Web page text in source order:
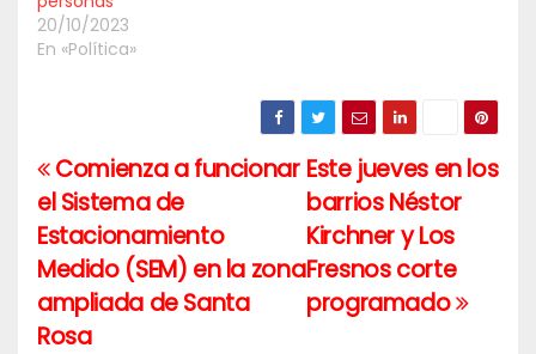
20/10/2023
En «Política»
Navegación
de
entradas
Este jueves en los
barrios Néstor
Kirchner y Los
Fresnos corte
programado
Comienza a funcionar
el Sistema de
Estacionamiento
Medido (SEM) en la zona
ampliada de Santa
Rosa